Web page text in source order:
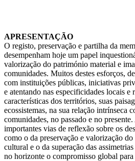
APRESENTAÇÃO
O registo, preservação e partilha da
desempenham hoje um papel
valorização do património material e
comunidades. Muitos destes esforços,
com instituições públicas, iniciativas
e atentando nas especificidades locais e
características dos territórios, suas
ecossistemas, na sua relação intrínseca
comunidades, no passado e no
importantes vias de reflexão sobre os
como o da preservação e valorização
cultural e o da superação das
no horizonte o compromisso global para